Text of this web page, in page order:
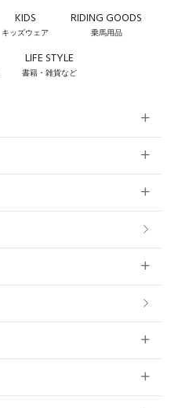
KIDS
キッズウェア
RIDING GOODS
乗馬用品
LIFE STYLE
書籍・雑貨など
ップ
ット